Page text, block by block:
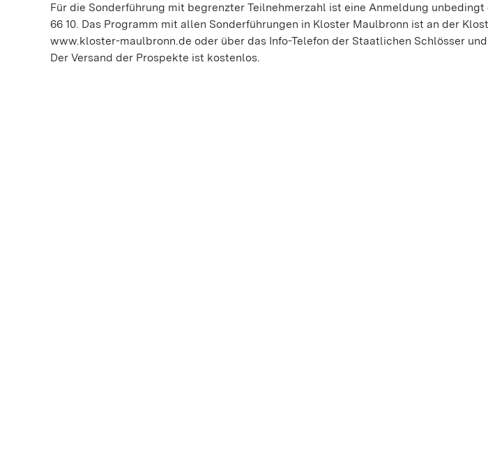
Für die Sonderführung mit begrenzter Teilnehmerzahl ist eine Anmeldung
66 10. Das Programm mit allen Sonderführungen in Kloster Maulbronn ist an der
www.kloster-maulbronn.de oder über das Info-Telefon der Staatlichen Schlösser
Der Versand der Prospekte ist kostenlos.